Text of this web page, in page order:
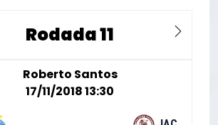
Rodada 11 Next
Roberto Santos
17/11/2018 13:30